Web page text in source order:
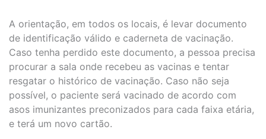
A orientação, em todos os locais, é levar documento
de identificação válido e caderneta de vacinação.
Caso tenha perdido este documento, a pessoa precisa
procurar a sala onde recebeu as vacinas e tentar
resgatar o histórico de vacinação. Caso não seja
possível, o paciente será vacinado de acordo com
asos imunizantes preconizados para cada faixa etária,
e terá um novo cartão.